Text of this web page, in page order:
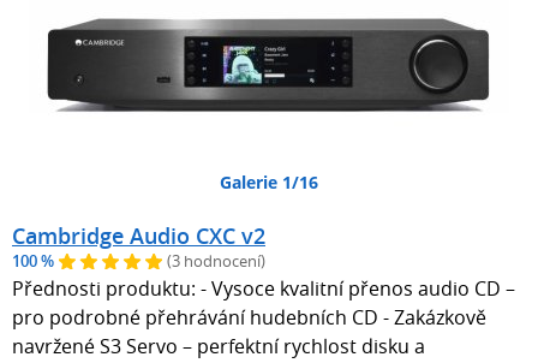
Galerie 1/16
Cambridge Audio CXC v2
100 % (3 hodnocení)
Přednosti produktu: - Vysoce kvalitní přenos audio CD –
pro podrobné přehrávání hudebních CD - Zakázkově
navržené S3 Servo – perfektní rychlost disku a